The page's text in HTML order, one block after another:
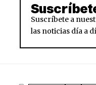
Suscríbete a
las noticias día a